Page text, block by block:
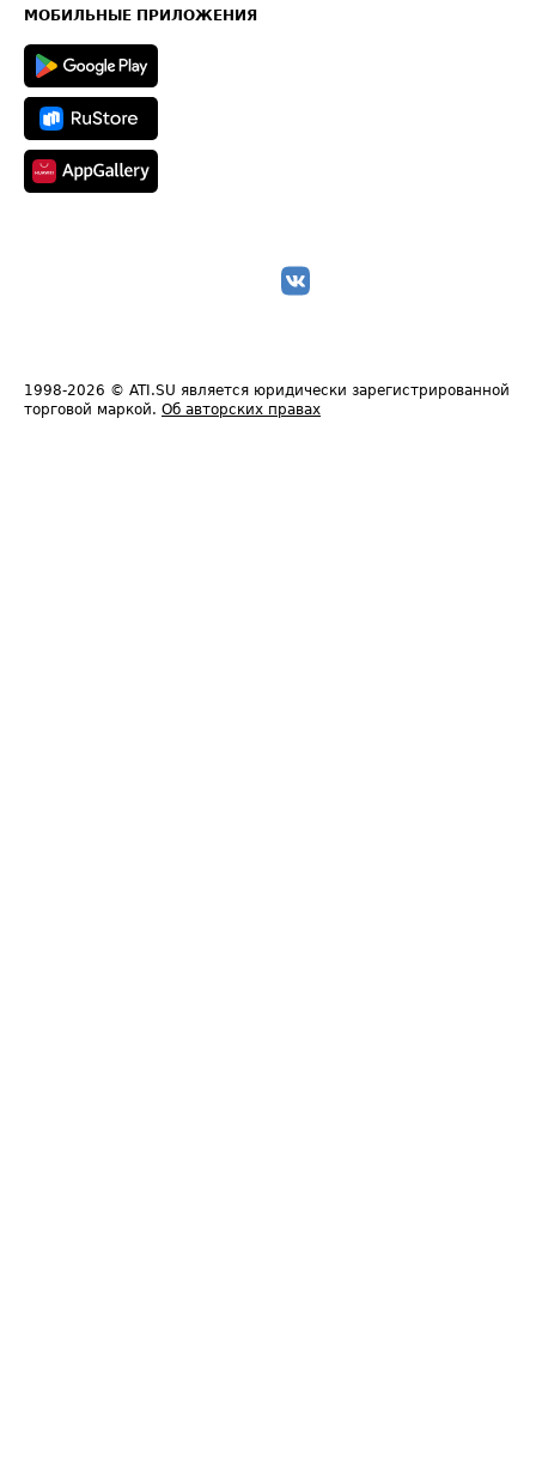
Техническая информация
МОБИЛЬНЫЕ ПРИЛОЖЕНИЯ
1998-2026 © ATI.SU является юридически зарегистрированной
торговой маркой. Об авторских правах